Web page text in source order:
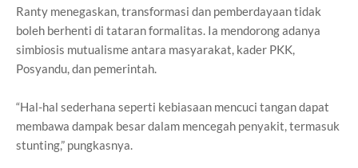
Ranty menegaskan, transformasi dan pemberdayaan tidak
boleh berhenti di tataran formalitas. Ia mendorong adanya
simbiosis mutualisme antara masyarakat, kader PKK,
Posyandu, dan pemerintah.
“Hal-hal sederhana seperti kebiasaan mencuci tangan dapat
membawa dampak besar dalam mencegah penyakit, termasuk
stunting,” pungkasnya.